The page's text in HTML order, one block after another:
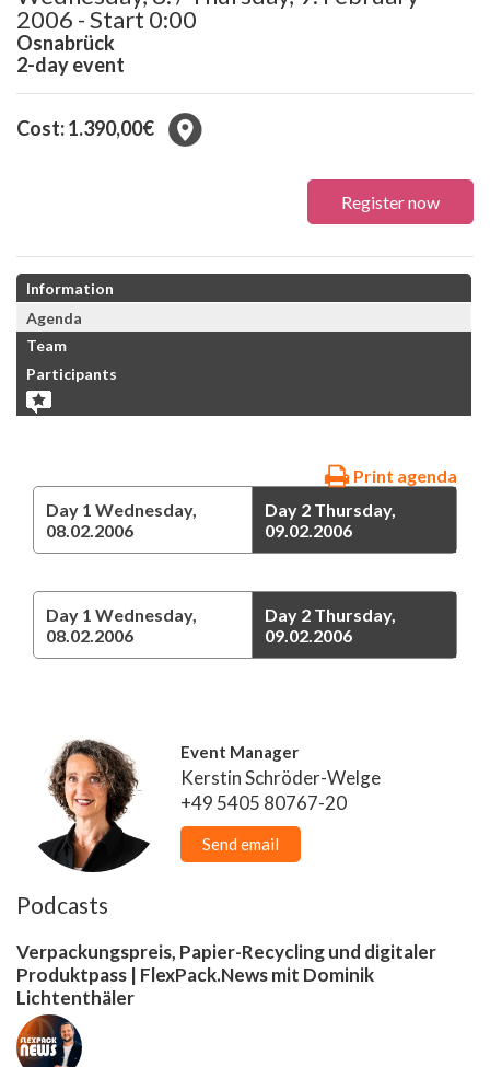
2006 - Start 0:00
Osnabrück
2-day event
Cost: 1.390,00€
Register now
Information
Agenda
Team
Participants
Print agenda
Day 1 Wednesday,
08.02.2006
Day 2 Thursday,
09.02.2006
Day 1 Wednesday,
08.02.2006
Day 2 Thursday,
09.02.2006
Event Manager
Kerstin Schröder-Welge
+49 5405 80767-20
Send email
Podcasts
Verpackungspreis, Papier-Recycling und digitaler
Produktpass | FlexPack.News mit Dominik
Lichtenthäler